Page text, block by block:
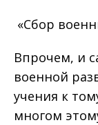
«Сбор
Впрочем, и
военной
учения к
многом